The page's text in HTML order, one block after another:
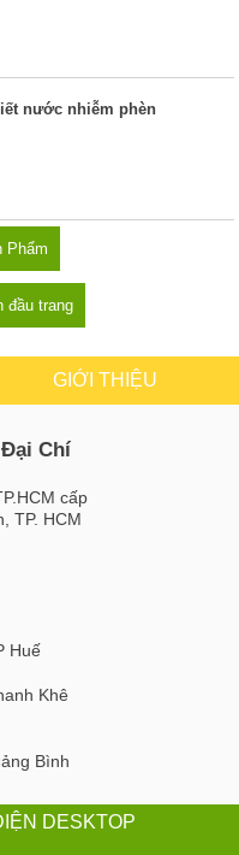
nước nhiễm phèn
Phẩm
đầu trang
GIỚI THIỆU
Chí
cấp
TP. HCM
Huế
Khê
Bình
DESKTOP